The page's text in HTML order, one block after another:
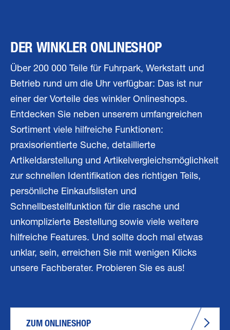
DER WINKLER ONLINESHOP
Über 200 000 Teile für Fuhrpark, Werkstatt und
Betrieb rund um die Uhr verfügbar: Das ist nur
einer der Vorteile des winkler Onlineshops.
Entdecken Sie neben unserem umfangreichen
Sortiment viele hilfreiche Funktionen:
praxisorientierte Suche, detaillierte
Artikeldarstellung und Artikelvergleichsmöglichkeit
zur schnellen Identifikation des richtigen Teils,
persönliche Einkaufslisten und
Schnellbestellfunktion für die rasche und
unkomplizierte Bestellung sowie viele weitere
hilfreiche Features. Und sollte doch mal etwas
unklar, sein, erreichen Sie mit wenigen Klicks
unsere Fachberater. Probieren Sie es aus!
ZUM ONLINESHOP